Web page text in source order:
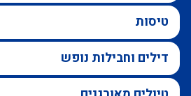
טיסות
דילים וחבילות נופש